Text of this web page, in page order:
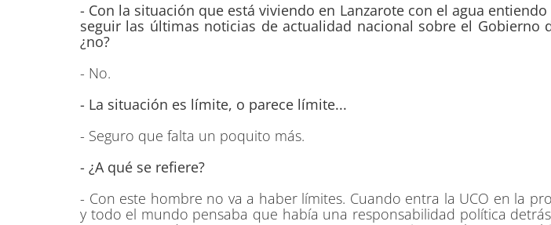
- Con la situación que está viviendo en Lanzarote con el agua
seguir las últimas noticias de actualidad nacional sobre el Gobierno
¿no?
- No.
- La situación es límite, o parece límite...
- Seguro que falta un poquito más.
- ¿A qué se refiere?
- Con este hombre no va a haber límites. Cuando entra la UCO en la
y todo el mundo pensaba que había una responsabilidad política